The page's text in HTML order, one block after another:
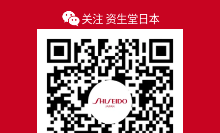
关注 资生堂日本